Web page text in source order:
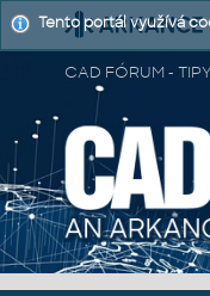
CAD FÓRUM -
Tento portál využívá